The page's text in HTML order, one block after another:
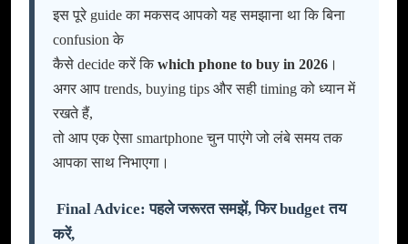
इस पूरे guide का मकसद आपको यह समझाना था कि बिना
confusion के
कैसे decide करें किwhich phone to buy in 2026 ।
अगर आप trends, buying tips और सही timing को ध्यान में
रखते हैं,
तो आप एक ऐसा smartphone चुन पाएंगे जो लंबे समय तक
आपका साथ निभाएगा।
Final Advice: पहले जरूरत समझें, फिर budget तय
करें,